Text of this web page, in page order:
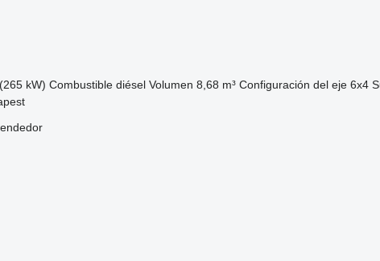
kW) Combustible diésel Volumen 8,68 m³ Configuración del eje 6x4